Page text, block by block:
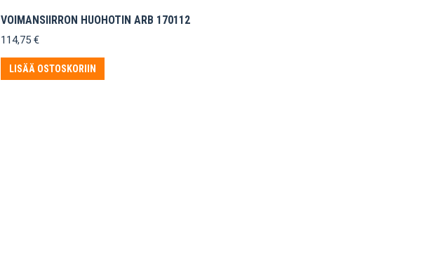
VOIMANSIIRRON HUOHOTIN ARB 170112
114,75 €
LISÄÄ OSTOSKORIIN